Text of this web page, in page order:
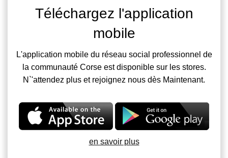
Téléchargez l'application
mobile
L'application mobile du réseau social professionnel de
la communauté Corse est disponible sur les stores.
N`'attendez plus et rejoignez nous dès Maintenant.
en savoir plus